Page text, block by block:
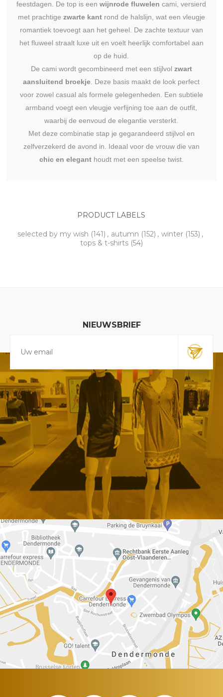
feestdagen. De top is eenwijnrode fluwelen cami, versierd
met prachtige zwarte kantrond de halslijn, wat een vleugje
romantiek toevoegt aan het geheel. De zachte textuur van
het fluweel straalt luxe uit en voelt heerlijk comfortabel aan
op de huid.
De cami wordt gecombineerd met een stijlvol zwart
aansluitend broekje . Deze basis maakt de look perfect
voor zowel casual als formele gelegenheden. Een subtiele
armband voegt een vleugje verfijning toe aan de outfit,
waarbij de eenvoud de elegantie versterkt.
Met deze combinatie stap je gegarandeerd stijlvol en
zelfverzekerd de avond in. Ideaal voor de vrouw die van
chic en eleganthoudt met een speelse twist.
PRODUCT LABELS
selected by my wish (141) , autumn (152) , winter (153) ,
tops & t-shirts (54)
NIEUWSBRIEF